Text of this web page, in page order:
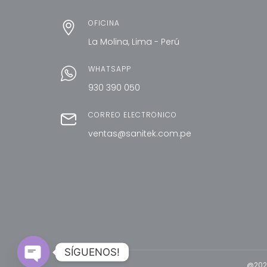
OFICINA
La Molina, Lima - Perú
WHATSAPP
930 390 050
CORREO ELECTRÓNICO
ventas@sanitek.com.pe
SÍGUENOS!